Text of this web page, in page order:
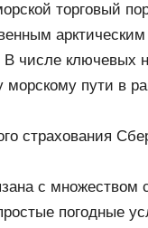
торговый
В числе ключевых
морскому пути в
страхования
с множеством
погодные